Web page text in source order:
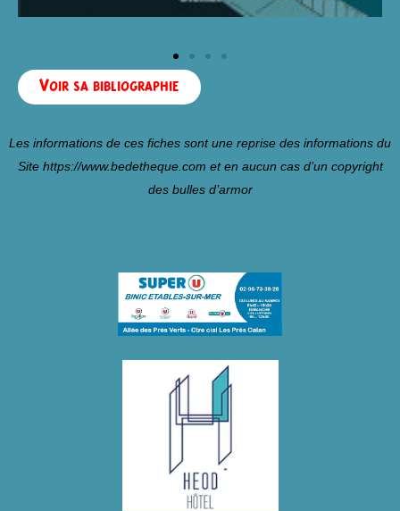
Voir sa bibliographie
Les informations de ces fiches sont une reprise des informations du
Site https://www.bedetheque.com et en aucun cas d’un copyright
des bulles d’armor